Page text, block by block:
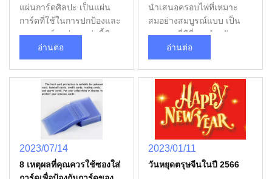
โลก • ภายในและ Clear
Card Sleeves ✅ ให้การคุ้ม
กันการ์ดสูงสุดด้วยวัสดุ
ultra-clear • กล่องการ์ดกีฬา
resistant ยูวีทนทานและ
ป้องกันรอยขีดข่วนสําหรับ
การ์ดกีฬาที่สะสม ด้วย
ประสบการณ์หลายปีในด้าน
การผลิตกระเป๋าใบการ์ด
บริษัทสนับสนุนบริการ OEM
ระหว่างประเทศสร้าง
ผลิตภัณฑ์ที่เหมาะสมกับ
กล่องการ์ดตรงกับขนาดของ
การ์ด. ขนาดทั่วไปรวมถึง
การ์ดมาตรฐาน (63 มม x 88
มม).วัสดุ: เลือกวัสดุจากพอลี
เอธีเลน (PE) หรือพอลีวินิล
เคลอไรด์ (PVC) ที่มีคุณภาพ
สูง เพื่อให้แน่ใจว่าใช้ได้นาน
ความหนา: เลือกความหนาที่
เหมาะสมขึ้นอยู่กับความ
ต้องการการใช้งานของคุณ
ข้อ ประโยชน์ ของ การ ใช้
แผ่น การ์ด แลกเปลี่ยน
ป้องกัน การ์ด: ป้องกัน ไม่ ให้
รับการ์ดส่วนใหญ่ โดยปกติ
ขนาด 63x88 มม. กล่อง
การ์ดขนาดเล็ก: เหมาะสําห
รับการ์ดขนาดเล็ก เช่น แพ็ค
ขยายบางชิ้น โดยปกติขนาด
แข่งขัน: ออกแบบสําหรับการ
แข่งขัน โดยปกติจะมี
ลักษณะที่ป้องกันการสะท้อน
เพื่อให้ความยุติธรรมในการ
ความทนทานและความรู้สึก
ของกล่องการ์ดเกี่ยวข้องกับ
ต่อการผสมผสานและการ
จัดการ. พื้นที่เรียบลื่นลดการ
ขัดแย้ง, ทําให้การเล่น
สนุกสนานมากขึ้น.3การ
ป้องกันการติดป้าย: การใช้
การติดป้ายหรือเสียหายของ
ไพ่ ซึ่งเป็นสิ่งสําคัญในการ
รักษาความเป็นธรรมในการ
เล่นการแข่งขัน4การปรับ
แต่ง: หลายใบมีหลายแบบ
และสีให้ผู้เล่นสามารถปรับ
แต่งส่วนประกอบของเกมได้
แผ่นการ์ดศิลปะ เป็นแผ่น
การ์ดที่ใช้ในการปกป้องและ
แสดงการ์ดกล่องเหล่านี้มี
การออกแบบและการพิมพ์ที่
พิเศษ ที่เพิ่มบุคลิกภาพและ
การนําเสนอครั้งนี้ ผมจะนํา
เสนอการพิมพ์การ์ตูนที่กํา
หนดเอง กล่องการ์ดเหล่านี้
ถูกทําจากวัสดุที่มีคุณภาพสูง
แบบโฮโลแกรฟิก เพื่อสร้าง
ผลกระทบทางสายตาที่สดชื่น
อ่านต่อ
นําเสนอครอบไพ่ที่เหมาะ
สมอย่างสมบูรณ์แบบ เป็น
ทางออกที่ดีที่สุด สําหรับการ
ปกป้องและอนุรักษ์ไพ่ที่คุ้มค่า
ของคุณ ไม่ว่าคุณจะเป็นนัก
ออกแบบมาเพื่อให้เหมาะสม
กับการ์ดของคุณการประกัน
ความยาวนานของพวกเขา
และการรักษาสภาพของพวก
เขา ผลิตจากวัสดุที่มี
คุณภาพสูงสุด แขนบัตร
Perfect Fit ของเรา ให้ความ
อ่านต่อ
2023/07/14
8 เหตุผลที่คุณควรใช้ซองใส่
2023/01/11
วันหยุดตรุษจีนในปี 2566